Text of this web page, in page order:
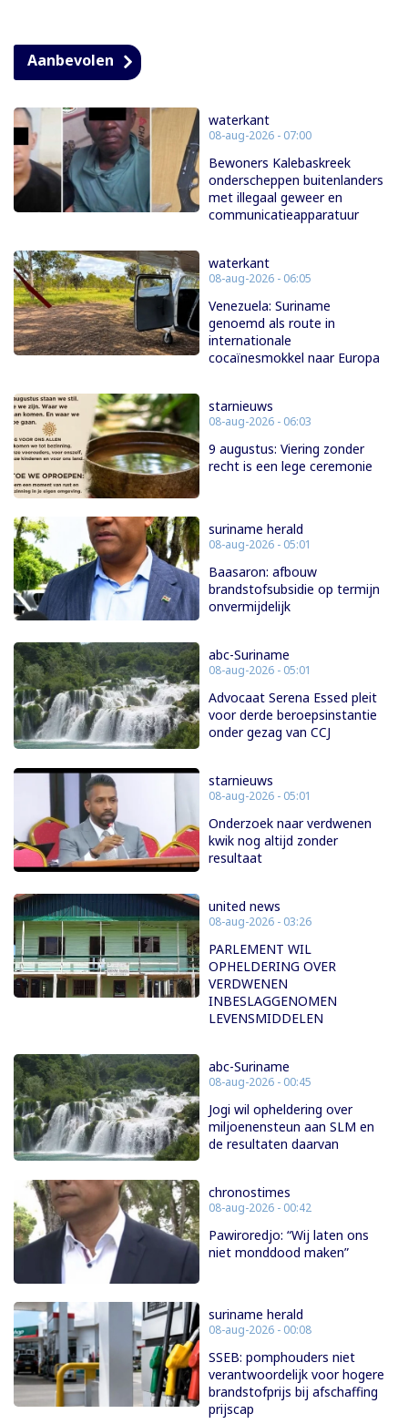
Aanbevolen
waterkant
08-aug-2026 - 07:00
Bewoners Kalebaskreek
onderscheppen buitenlanders
met illegaal geweer en
communicatieapparatuur
waterkant
08-aug-2026 - 06:05
Venezuela: Suriname
genoemd als route in
internationale
cocaïnesmokkel naar Europa
starnieuws
08-aug-2026 - 06:03
9 augustus: Viering zonder
recht is een lege ceremonie
suriname herald
08-aug-2026 - 05:01
Baasaron: afbouw
brandstofsubsidie op termijn
onvermijdelijk
abc-Suriname
08-aug-2026 - 05:01
Advocaat Serena Essed pleit
voor derde beroepsinstantie
onder gezag van CCJ
starnieuws
08-aug-2026 - 05:01
Onderzoek naar verdwenen
kwik nog altijd zonder
resultaat
united news
08-aug-2026 - 03:26
PARLEMENT WIL
OPHELDERING OVER
VERDWENEN
INBESLAGGENOMEN
LEVENSMIDDELEN
abc-Suriname
08-aug-2026 - 00:45
Jogi wil opheldering over
miljoenensteun aan SLM en
de resultaten daarvan
chronostimes
08-aug-2026 - 00:42
Pawiroredjo: “Wij laten ons
niet monddood maken”
suriname herald
08-aug-2026 - 00:08
SSEB: pomphouders niet
verantwoordelijk voor hogere
brandstofprijs bij afschaffing
prijscap